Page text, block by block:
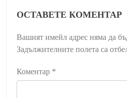
ОСТАВЕТЕ КОМЕНТАР
Вашият имейл адрес няма да
Задължителните полета са
Коментар *